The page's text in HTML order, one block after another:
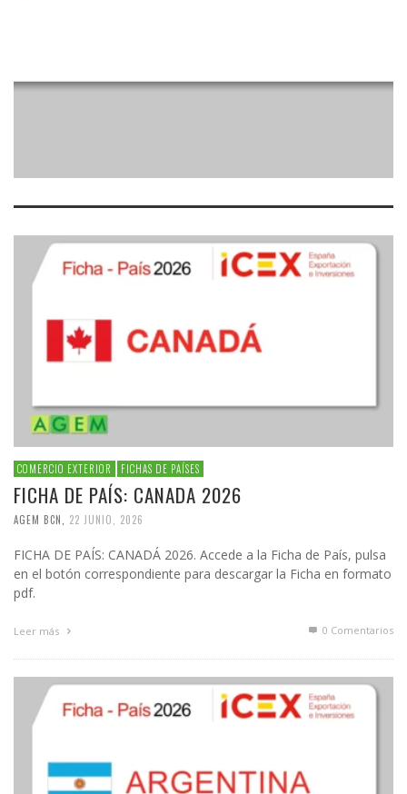
COMERCIO EXTERIOR FICHAS DE PAÍSES
FICHA DE PAÍS: CANADA 2026
AGEM BCN 22 JUNIO, 2026
FICHA DE PAÍS: CANADÁ 2026. Accede a la Ficha de País, pulsa
en el botón correspondiente para descargar la Ficha en formato
pdf.
Leer más 0 Comentarios